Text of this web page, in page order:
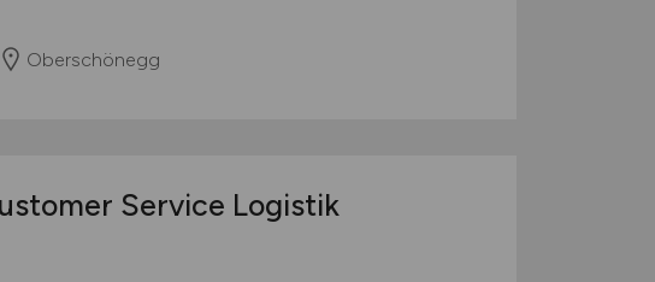
Oberschönegg
Service Logistik